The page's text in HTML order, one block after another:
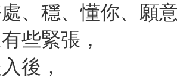
、穩、懂你、願
些緊張，
後，